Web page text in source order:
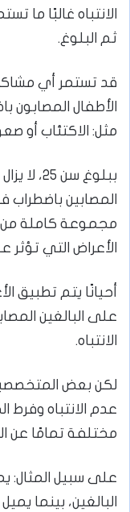
الانتباه غالبًا ما
ثم البلوغ.
قد تستمر أي
الأطفال المصابون
مثل: الاكتئاب أو
المصابين باضطراب
الأعراض التي
أحيانًا يتم تطبيق
على البالغين
الانتباه.
لكن بعض
عدم الانتباه وفرط
مختلفة تمامًا عن
على سبيل المثال:
البالغين، بينما